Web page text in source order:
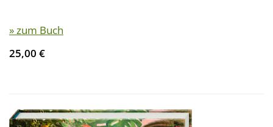
» zum Buch
25,00 €